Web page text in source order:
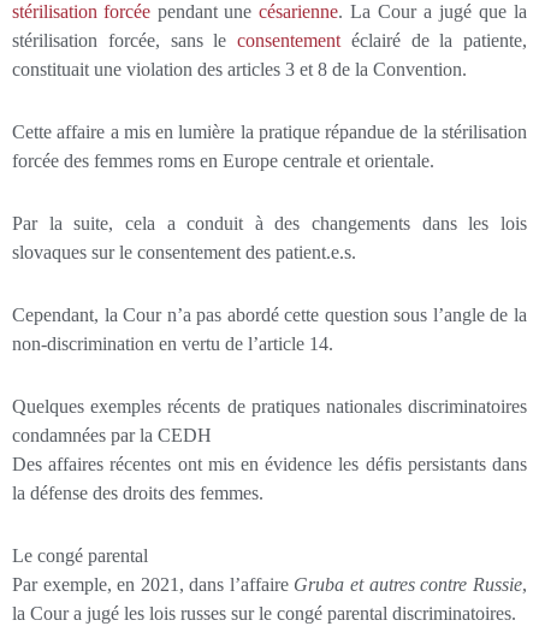
stérilisation forcée pendant une césarienne. La Cour a jugé que la
stérilisation forcée, sans le consentement éclairé de la patiente,
constituait une violation des articles 3 et 8 de la Convention.
Cette affaire a mis en lumière la pratique répandue de la stérilisation
forcée des femmes roms en Europe centrale et orientale.
Par la suite, cela a conduit à des changements dans les lois
slovaques sur le consentement des patient.e.s.
Cependant, la Cour n’a pas abordé cette question sous l’angle de la
non-discrimination en vertu de l’article 14.
Quelques exemples récents de pratiques nationales discriminatoires
condamnées par la CEDH
Des affaires récentes ont mis en évidence les défis persistants dans
la défense des droits des femmes.
Le congé parental
Par exemple, en 2021, dans l’affaire Gruba et autres contre Russie,
la Cour a jugé les lois russes sur le congé parental discriminatoires.